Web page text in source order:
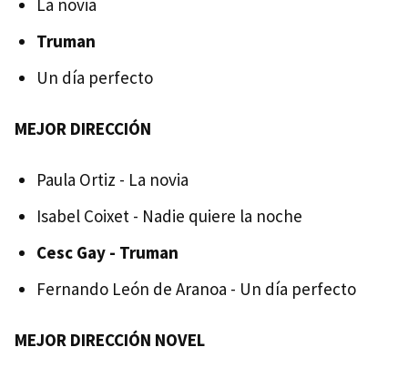
La novia
Truman
Un día perfecto
MEJOR DIRECCIÓN
Paula Ortiz - La novia
Isabel Coixet - Nadie quiere la noche
Cesc Gay - Truman
Fernando León de Aranoa - Un día perfecto
MEJOR DIRECCIÓN NOVEL